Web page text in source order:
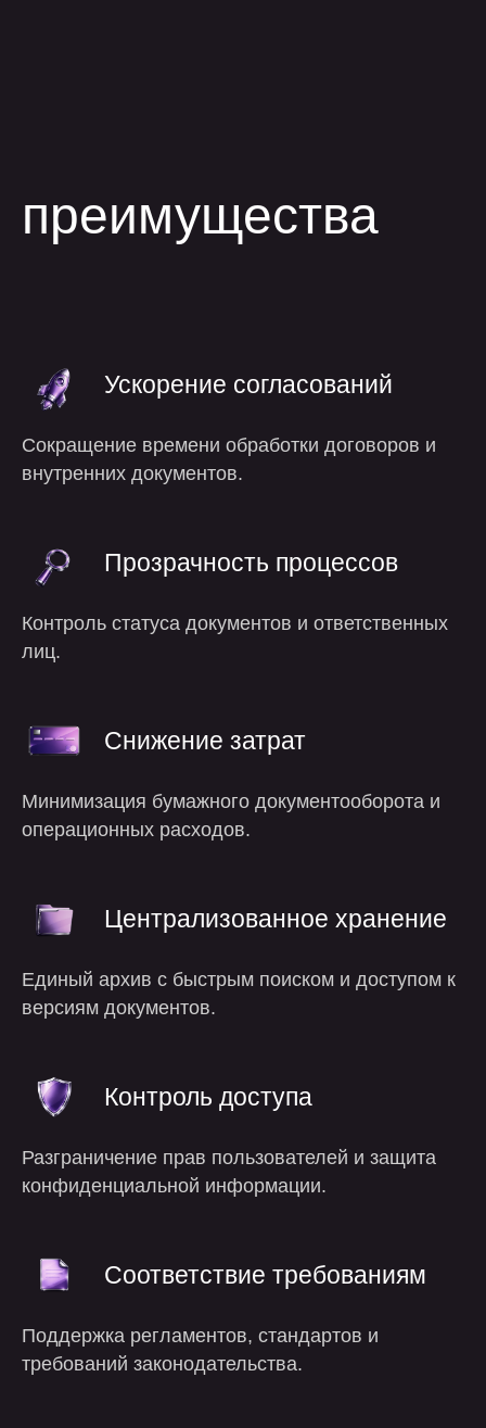
Ускорение согласований
Сокращение времени обработки договоров и
внутренних документов.
Прозрачность процессов
Контроль статуса документов и ответственных
лиц.
Снижение затрат
Минимизация бумажного документооборота и
операционных расходов.
Централизованное хранение
Единый архив с быстрым поиском и доступом к
версиям документов.
Контроль доступа
Разграничение прав пользователей и защита
конфиденциальной информации.
Соответствие требованиям
Поддержка регламентов, стандартов и
требований законодательства.
почему мы